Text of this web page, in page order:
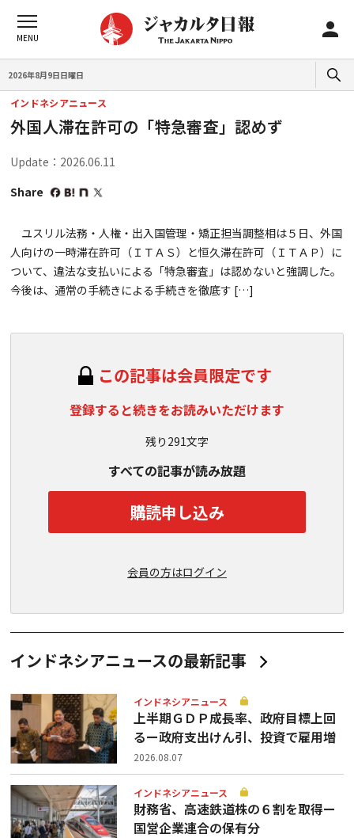
2026年8月9日日曜日
インドネシアニュース
外国人滞在許可の「特急審査」認めず
Update：2026.06.11
Share
ユスリル法務・人権・出入国管理・矯正担当調整相は５日、外国
人向けの一時滞在許可（ＩＴＡＳ）と恒久滞在許可（ＩＴＡＰ）に
ついて、違法な支払いによる「特急審査」は認めないと強調した。
今後は、通常の手続きによる手続きを徹底す […]
この記事は会員限定です
登録すると続きをお読みいただけます
残り291文字
すべての記事が読み放題
購読申し込み
会員の方はログイン
インドネシアニュースの最新記事
インドネシアニュース
上半期ＧＤＰ成長率、政府目標上回
るー政府支出けん引、投資で雇用増
2026.08.07
インドネシアニュース
財務省、高速鉄道株の６割を取得ー
国営企業連合の保有分